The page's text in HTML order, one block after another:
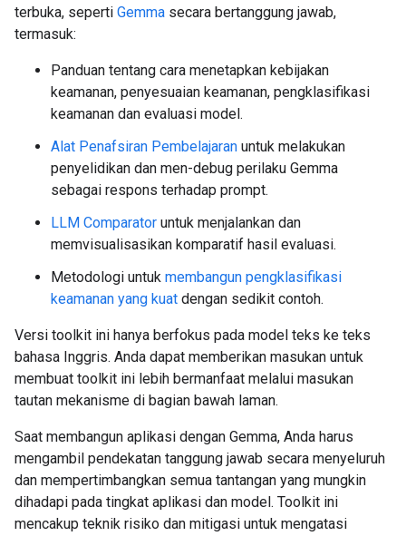
terbuka, seperti Gemma secara bertanggung jawab,
termasuk:
Panduan tentang cara menetapkan kebijakan
keamanan, penyesuaian keamanan, pengklasifikasi
keamanan dan evaluasi model.
Alat Penafsiran Pembelajaran untuk melakukan
penyelidikan dan men-debug perilaku Gemma
sebagai respons terhadap prompt.
LLM Comparator untuk menjalankan dan
memvisualisasikan komparatif hasil evaluasi.
Metodologi untuk membangun pengklasifikasi
keamanan yang kuat dengan sedikit contoh.
Versi toolkit ini hanya berfokus pada model teks ke teks
bahasa Inggris. Anda dapat memberikan masukan untuk
membuat toolkit ini lebih bermanfaat melalui masukan
tautan mekanisme di bagian bawah laman.
Saat membangun aplikasi dengan Gemma, Anda harus
mengambil pendekatan tanggung jawab secara menyeluruh
dan mempertimbangkan semua tantangan yang mungkin
dihadapi pada tingkat aplikasi dan model. Toolkit ini
mencakup teknik risiko dan mitigasi untuk mengatasi